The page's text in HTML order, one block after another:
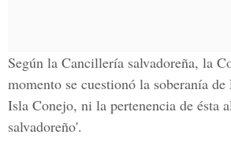
Según la Cancillería salvadoreña, la
momento se cuestionó la soberanía
Isla Conejo, ni la pertenencia de ésta
salvadoreño'.